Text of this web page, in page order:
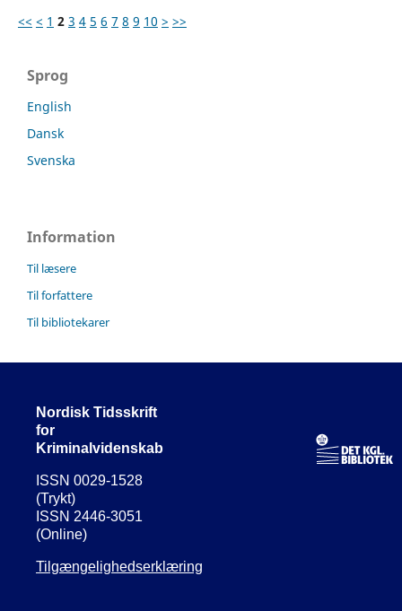
<< < 1 2 3 4 5 6 7 8 9 10 > >>
Sprog
English
Dansk
Svenska
Information
Til læsere
Til forfattere
Til bibliotekarer
Nordisk Tidsskrift
for
Kriminalvidenskab
ISSN 0029-1528
(Trykt)
ISSN 2446-3051
(Online)
Tilgængelighedserklæring